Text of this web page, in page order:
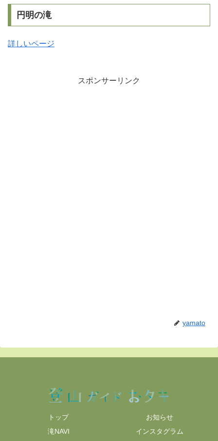
円明の滝
詳しいページ
スポンサーリンク
yamato
トップ
お知らせ
滝NAVI
インスタグラム